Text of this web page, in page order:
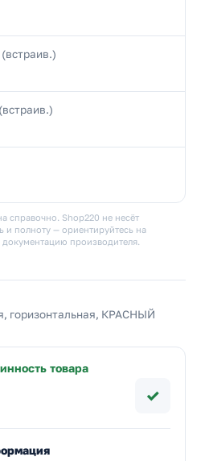
справочно. Shop220 не несёт
и полноту — ориентируйтесь на
документацию производителя.
горизонтальная, КРАСНЫЙ
товара
✓